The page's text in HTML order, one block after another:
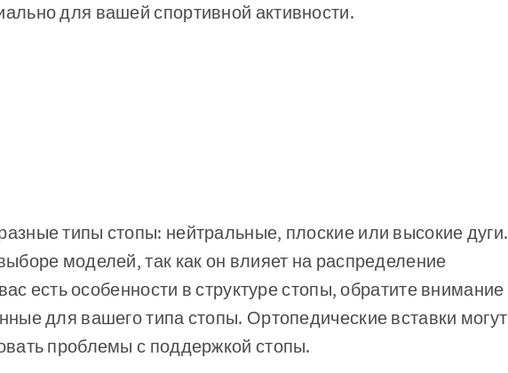
для вашей спортивной активности.
типы стопы: нейтральные, плоские или высокие дуги.
моделей, так как он влияет на распределение
есть особенности в структуре стопы, обратите внимание
для вашего типа стопы. Ортопедические вставки могут
проблемы с поддержкой стопы.